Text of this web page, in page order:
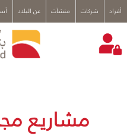
أفراد شركات منشآت عن البلاد
مشاريع